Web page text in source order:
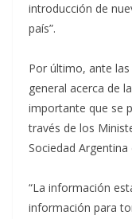
introducción de
país”.
Por último, ante
general acerca de
importante que se
través de los
Sociedad Argentina
“La información
información para